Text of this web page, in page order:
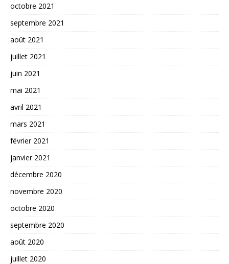
octobre 2021
septembre 2021
août 2021
juillet 2021
juin 2021
mai 2021
avril 2021
mars 2021
février 2021
janvier 2021
décembre 2020
novembre 2020
octobre 2020
septembre 2020
août 2020
juillet 2020